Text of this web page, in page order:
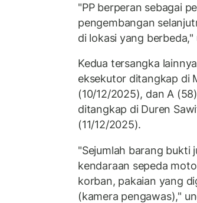
"PP berperan sebagai
pengembangan
di lokasi yang
Kedua tersangka
eksekutor ditangkap di
(10/12/2025), dan A
ditangkap di Duren
(11/12/2025).
"Sejumlah barang bukti
kendaraan sepeda
korban, pakaian yang
(kamera pengawas),"